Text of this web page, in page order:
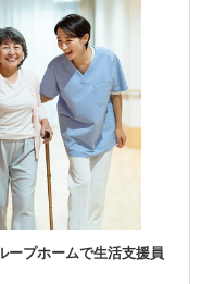
ープホームで生活支援員